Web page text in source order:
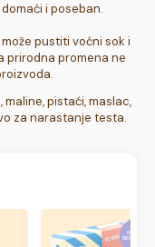
i poseban.
pustiti voćni sok i
prirodna promena ne
pistaći, maslac,
za narastanje testa.